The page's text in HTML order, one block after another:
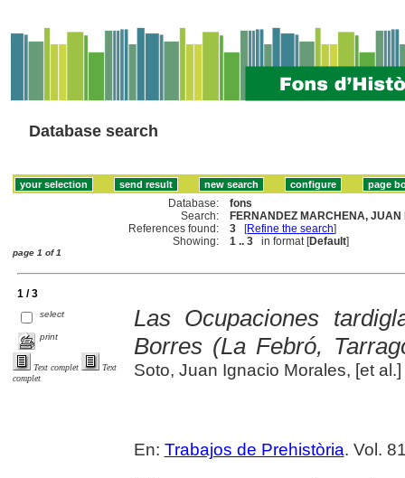
Database search
Database:
fons
Search:
FERNANDEZ MARCHENA, JUAN
References found:
3 [Refine the search]
Showing:
1 .. 3 in format [Default]
page 1 of 1
1 / 3
select
print
Text complet
Text
complet
Las Ocupaciones
Borres (La Febró,
Soto, Juan Ignacio Morales, [et al.]
En: Trabajos de Prehistòria. Vol.